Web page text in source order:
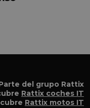
del grupo Rattix
Rattix coches IT
Rattix motos IT